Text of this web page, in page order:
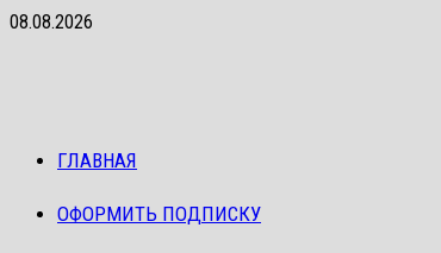
Перейти
08.08.2026
ГЛАВНАЯ
ОФОРМИТЬ ПОДПИСКУ